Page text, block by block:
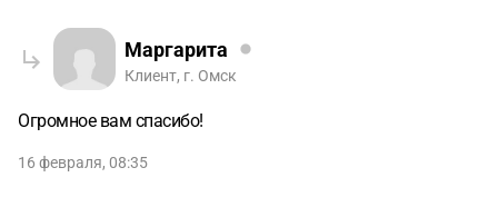
Маргарита
Клиент, г. Омск
Огромное вам спасибо!
16 февраля, 08:35